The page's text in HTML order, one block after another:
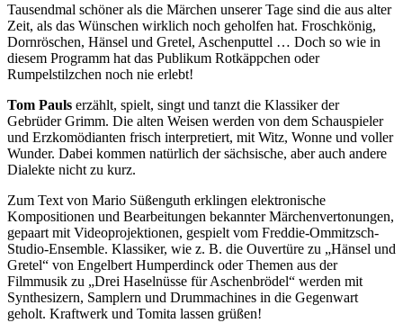
Tausendmal schöner als die Märchen unserer Tage sind die aus alter
Zeit, als das Wünschen wirklich noch geholfen hat. Froschkönig,
Dornröschen, Hänsel und Gretel, Aschenputtel … Doch so wie in
diesem Programm hat das Publikum Rotkäppchen oder
Rumpelstilzchen noch nie erlebt!
Tom Pauls erzählt, spielt, singt und tanzt die Klassiker der
Gebrüder Grimm. Die alten Weisen werden von dem Schauspieler
und Erzkomödianten frisch interpretiert, mit Witz, Wonne und voller
Wunder. Dabei kommen natürlich der sächsische, aber auch andere
Dialekte nicht zu kurz.
Zum Text von Mario Süßenguth erklingen elektronische
Kompositionen und Bearbeitungen bekannter Märchenvertonungen,
gepaart mit Videoprojektionen, gespielt vom Freddie-Ommitzsch-
Studio-Ensemble. Klassiker, wie z. B. die Ouvertüre zu „Hänsel und
Gretel“ von Engelbert Humperdinck oder Themen aus der
Filmmusik zu „Drei Haselnüsse für Aschenbrödel“ werden mit
Synthesizern, Samplern und Drummachines in die Gegenwart
geholt. Kraftwerk und Tomita lassen grüßen!